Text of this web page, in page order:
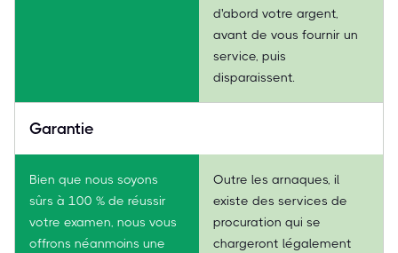
d'abord votre argent,
avant de vous fournir un
service, puis
disparaissent.
Garantie
Bien que nous soyons
sûrs à 100 % de réussir
votre examen, nous vous
offrons néanmoins une
Outre les arnaques, il
existe des services de
procuration qui se
chargeront légalement